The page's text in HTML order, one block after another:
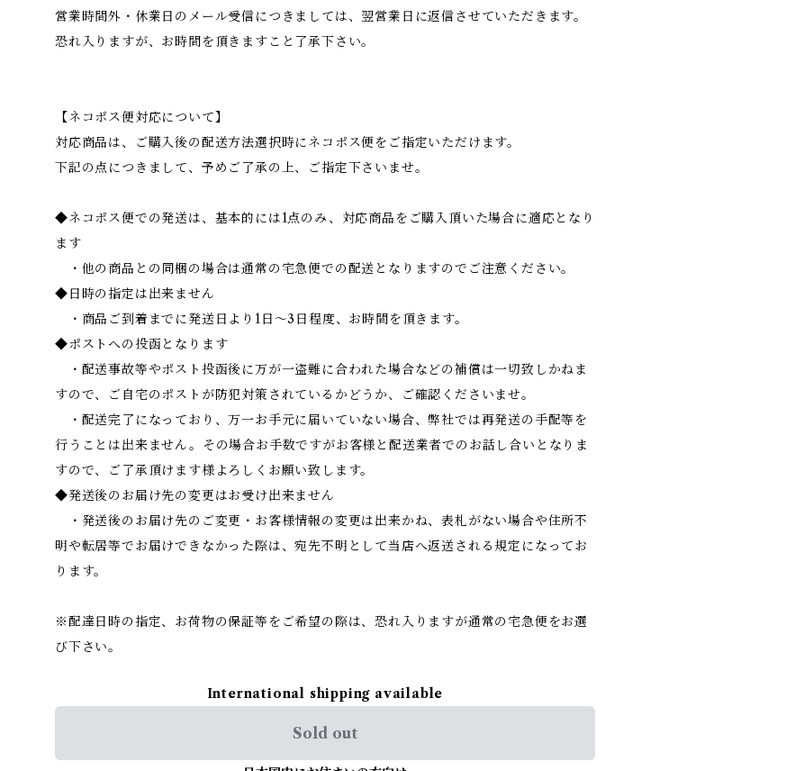
営業時間外・休業日のメール受信につきましては、翌営業日に返信させていただきます。
恐れ入りますが、お時間を頂きますこと了承下さい。
【ネコポス便対応について】
対応商品は、ご購入後の配送方法選択時にネコポス便をご指定いただけます。
下記の点につきまして、予めご了承の上、ご指定下さいませ。
◆ネコポス便での発送は、基本的には1点のみ、対応商品をご購入頂いた場合に適応となり
ます
・他の商品との同梱の場合は通常の宅急便での配送となりますのでご注意ください。
◆日時の指定は出来ません
・商品ご到着までに発送日より1日～3日程度、お時間を頂きます。
◆ポストへの投函となります
・配送事故等やポスト投函後に万が一盗難に合われた場合などの補償は一切致しかねま
すので、ご自宅のポストが防犯対策されているかどうか、ご確認くださいませ。
・配送完了になっており、万一お手元に届いていない場合、弊社では再発送の手配等を
行うことは出来ません。その場合お手数ですがお客様と配送業者でのお話し合いとなりま
すので、ご了承頂けます様よろしくお願い致します。
◆発送後のお届け先の変更はお受け出来ません
・発送後のお届け先のご変更・お客様情報の変更は出来かね、表札がない場合や住所不
明や転居等でお届けできなかった際は、宛先不明として当店へ返送される規定になってお
ります。
※配達日時の指定、お荷物の保証等をご希望の際は、恐れ入りますが通常の宅急便をお選
び下さい。
International shipping available
Sold out